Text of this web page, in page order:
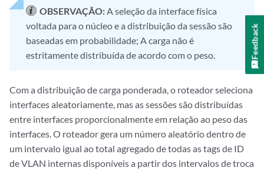
OBSERVAÇÃO: A seleção da interface física
voltada para o núcleo e a distribuição da sessão são
baseadas em probabilidade; A carga não é
estritamente distribuída de acordo com o peso.
Com a distribuição de carga ponderada, o roteador seleciona
interfaces aleatoriamente, mas as sessões são distribuídas
entre interfaces proporcionalmente em relação ao peso das
interfaces. O roteador gera um número aleatório dentro de
um intervalo igual ao total agregado de todas as tags de ID
de VLAN internas disponíveis a partir dos intervalos de troca
Feedback